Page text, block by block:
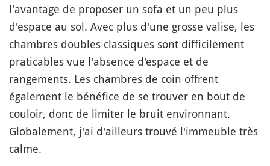
l'avantage de proposer un sofa et un peu plus
d'espace au sol. Avec plus d'une grosse valise, les
chambres doubles classiques sont difficilement
praticables vue l'absence d'espace et de
rangements. Les chambres de coin offrent
également le bénéfice de se trouver en bout de
couloir, donc de limiter le bruit environnant.
Globalement, j'ai d'ailleurs trouvé l'immeuble très
calme.